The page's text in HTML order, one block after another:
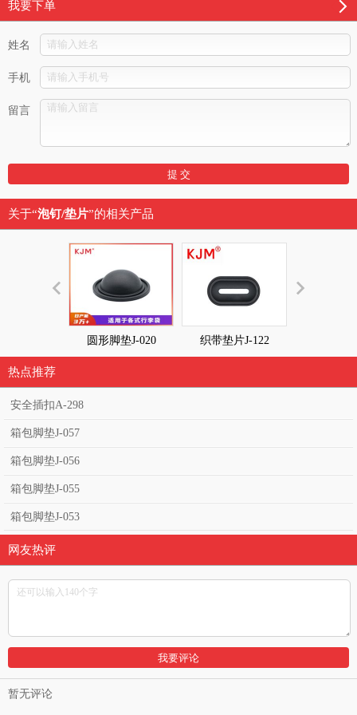
我要下单
姓名
手机
留言
关于“泡钉/垫片”的相关产品
圆形脚垫J-020 织带垫片J-122
热点推荐
安全插扣A-298
箱包脚垫J-057
箱包脚垫J-056
箱包脚垫J-055
箱包脚垫J-053
网友热评
暂无评论